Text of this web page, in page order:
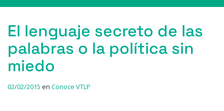
El lenguaje secreto de las
palabras o la política sin
miedo
02/02/2015 en Conoce VTLP